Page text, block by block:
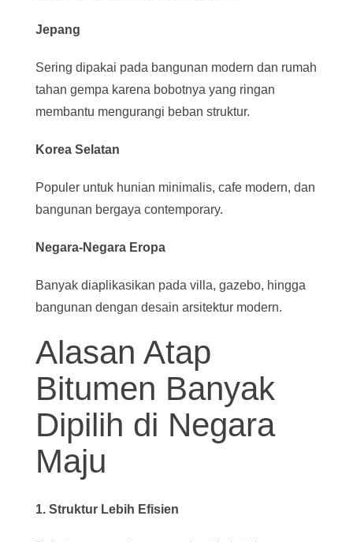
Jepang
Sering dipakai pada bangunan modern dan rumah
tahan gempa karena bobotnya yang ringan
membantu mengurangi beban struktur.
Korea Selatan
Populer untuk hunian minimalis, cafe modern, dan
bangunan bergaya contemporary.
Negara-Negara Eropa
Banyak diaplikasikan pada villa, gazebo, hingga
bangunan dengan desain arsitektur modern.
Alasan Atap
Bitumen Banyak
Dipilih di Negara
Maju
1. Struktur Lebih Efisien